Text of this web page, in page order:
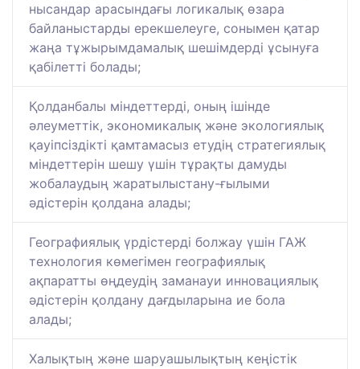
нысандар арасындағы логикалық өзара
байланыстарды ерекшелеуге, сонымен қатар
жаңа тұжырымдамалық шешімдерді ұсынуға
қабілетті болады;
Қолданбалы міндеттерді, оның ішінде
әлеуметтік, экономикалық және экологиялық
қауіпсіздікті қамтамасыз етудің стратегиялық
міндеттерін шешу үшін тұрақты дамуды
жобалаудың жаратылыстану-ғылыми
әдістерін қолдана алады;
Географиялық үрдістерді болжау үшін ГАЖ
технология көмегімен географиялық
ақпаратты өңдеудің заманауи инновациялық
әдістерін қолдану дағдыларына ие бола
алады;
Халықтың және шаруашылықтың кеңістік